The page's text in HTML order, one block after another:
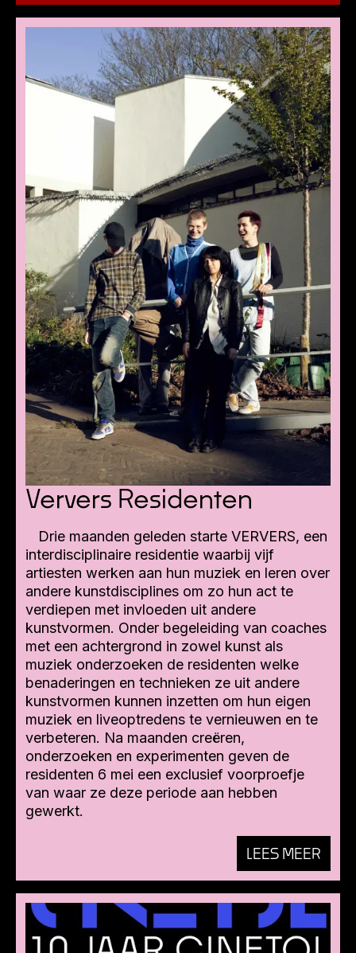
Ververs Residenten
Drie maanden geleden starte VERVERS, een
interdisciplinaire residentie waarbij vijf
artiesten werken aan hun muziek en leren over
andere kunstdisciplines om zo hun act te
verdiepen met invloeden uit andere
kunstvormen. Onder begeleiding van coaches
met een achtergrond in zowel kunst als
muziek onderzoeken de residenten welke
benaderingen en technieken ze uit andere
kunstvormen kunnen inzetten om hun eigen
muziek en liveoptredens te vernieuwen en te
verbeteren.⁣ Na maanden creëren,
onderzoeken en experimenten geven de
residenten 6 mei een exclusief voorproefje
van waar ze deze periode aan hebben
gewerkt.
LEES MEER